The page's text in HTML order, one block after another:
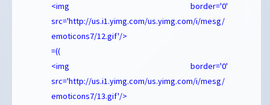
<img border='0'
src='http://us.i1.yimg.com/us.yimg.com/i/mesg/
emoticons7/12.gif'/>
=((
<img border='0'
src='http://us.i1.yimg.com/us.yimg.com/i/mesg/
emoticons7/13.gif'/>